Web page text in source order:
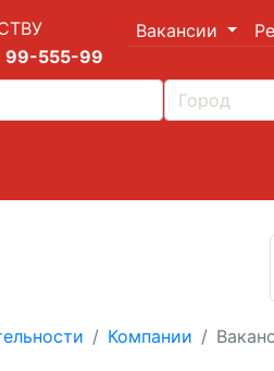
99-555-99
Вакансии
Компании